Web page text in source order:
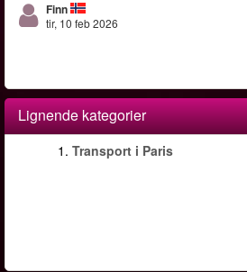
Finn
tir, 10 feb 2026
Lignende kategorier
1. Transport i Paris